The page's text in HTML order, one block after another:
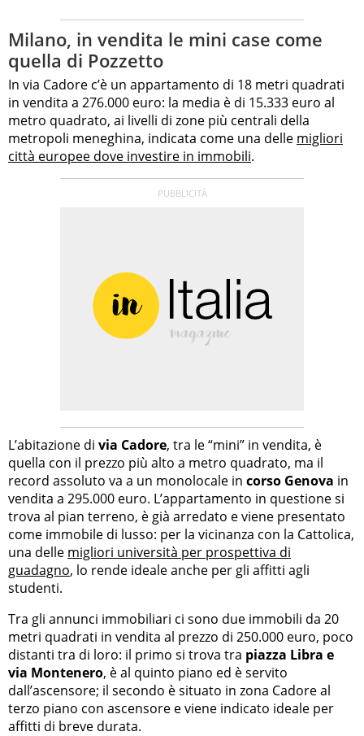
Milano, in vendita le mini case come
quella di Pozzetto
In via Cadore c’è un appartamento di 18 metri quadrati
in vendita a 276.000 euro: la media è di 15.333 euro al
metro quadrato, ai livelli di zone più centrali della
metropoli meneghina, indicata come una delle migliori
città europee dove investire in immobili.
L’abitazione di via Cadore, tra le “mini” in vendita, è
quella con il prezzo più alto a metro quadrato, ma il
record assoluto va a un monolocale in corso Genova in
vendita a 295.000 euro. L’appartamento in questione si
trova al pian terreno, è già arredato e viene presentato
come immobile di lusso: per la vicinanza con la Cattolica,
una delle migliori università per prospettiva di
guadagno, lo rende ideale anche per gli affitti agli
studenti.
Tra gli annunci immobiliari ci sono due immobili da 20
metri quadrati in vendita al prezzo di 250.000 euro, poco
distanti tra di loro: il primo si trova tra piazza Libra e
via Montenero, è al quinto piano ed è servito
dall’ascensore; il secondo è situato in zona Cadore al
terzo piano con ascensore e viene indicato ideale per
affitti di breve durata.